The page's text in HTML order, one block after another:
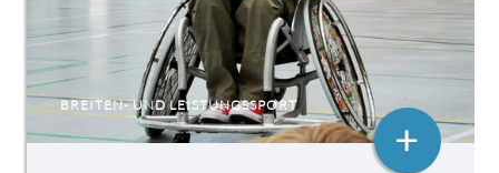
BREITEN- UND LEISTUNGSSPORT
+